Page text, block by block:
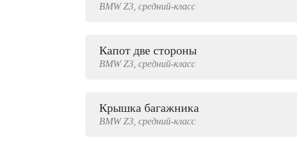
BMWZ3, средний-класс
Капот две стороны
BMWZ3, средний-класс
Крышка багажника
BMWZ3, средний-класс